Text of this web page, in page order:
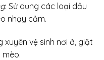
: Sử dụng các loại dầu
nhạy cảm.
xuyên vệ sinh nơi ở, giặt